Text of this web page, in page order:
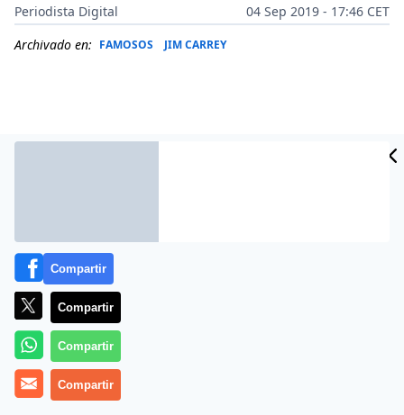
Periodista Digital
04 Sep 2019 - 17:46 CET
Archivado en: FAMOSOS JIM CARREY
Más información
Compartir
Compartir
Compartir
Compartir